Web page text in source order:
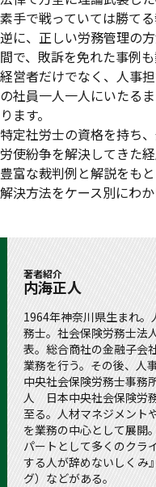
素手で戦っていては勝てる
逆に、正しい労務管理の
間で、敗訴を免れた事例も
経営者だけでなく、人事
の社員一人一人にいたる
ります。
特定社労士の資格を持ち
労使紛争を解決してきた
豊富な裁判例と解説をも
解決方法をケース別にわ
著者紹介
内海正人
1964年神奈川県生まれ
務士。社会保険労務士法
表。総合商社の金融子会
業務を行う。その後、人
中央社会保険労務士事務
人 日本中央社会保険労
至る。人材マネジメント
を業務の中心として展開
パートとして多くのクラ
する人が辞めないしくみ
グ）などがある。